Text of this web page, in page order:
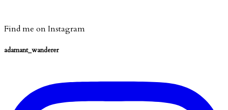
Find me on Instagram
adamant_wanderer